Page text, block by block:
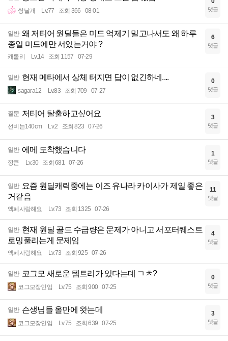
쌍날개 Lv.77 조회 366 08-01 댓글
일반 왜 저티어 원딜들은 미드 억제기 밀고나서도 왜 하루
종일 미드에만 서있는거야 ?
캐롤리 Lv.14 조회 1157 07-29
6
댓글
일반 현재 메타에서 상체 터지면 답이 없긴하네....
sagara12 Lv.83 조회 709 07-27
0
댓글
질문 저티어 탈출하고싶어요
선비는140cm Lv.2 조회 823 07-26
3
댓글
일반 에메 도착했습니다
깡콘 Lv.30 조회 681 07-26
1
댓글
일반 요즘 원딜캐릭중에는 이즈 유나라 카이사가 제일 좋은
거같음
엑페사랑해요 Lv.73 조회 1325 07-26
11
댓글
일반 현재 원딜 골드 수급량은 문제가 아니고 서포터퀘스트
로밍풀리는게 문제임
엑페사랑해요 Lv.73 조회 925 07-26
4
댓글
일반 코그모 새로운 템트리가 있다는데 ㄱㅊ?
코그모장인임 Lv.75 조회 900 07-25
0
댓글
일반 슨생님들 올만에 왓는데
코그모장인임 Lv.75 조회 639 07-25
3
댓글